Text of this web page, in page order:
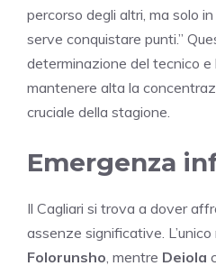
percorso degli altri, ma solo
serve conquistare punti.”
determinazione del tecnico e
mantenere alta la
cruciale della stagione.
Emergenza
Il Cagliari si trova a dover
assenze significative.
Folorunsho , mentre Deiola